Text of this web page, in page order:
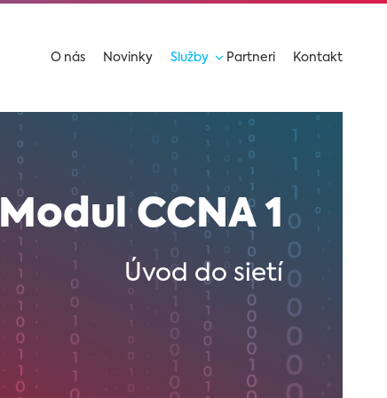
O nás Novinky Služby Partneri Kontakt
Modul CCNA 1
Úvod do sietí